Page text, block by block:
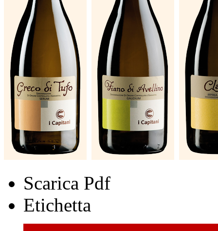
Scarica Pdf
Etichetta